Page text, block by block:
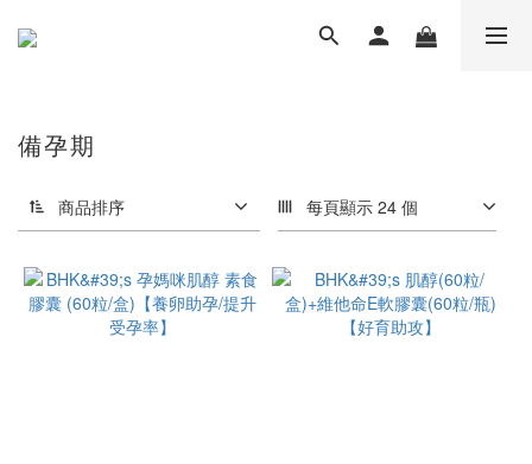
備孕期
商品排序 每頁顯示 24 個